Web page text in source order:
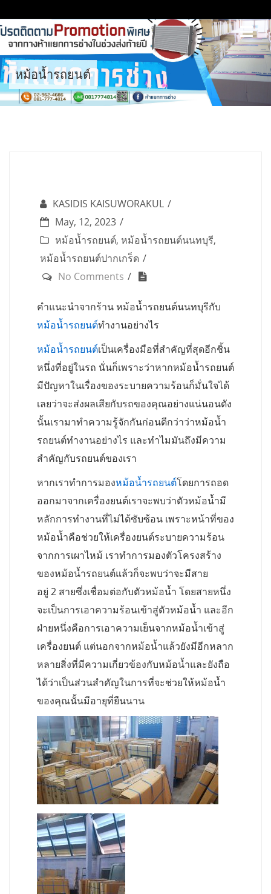
to
content
หม้อน้ำรถยนต์
KASIDIS KAISUWORAKUL
May, 12, 2023
หม้อน้ำรถยนต์, หม้อน้ำรถยนต์นนทบุรี,
หม้อน้ำรถยนต์ปากเกร็ด
No Comments
คำแนะนำจากร้าน หม้อน้ำรถยนต์นนทบุรีกับ
หม้อน้ำรถยนต์ทำงานอย่างไร
หม้อน้ำรถยนต์เป็นเครื่องมือที่สำคัญที่สุดอีกชิ้น
หนึ่งที่อยู่ในรถ นั่นก็เพราะว่าหากหม้อน้ำรถยนต์
มีปัญหาในเรื่องของระบายความร้อนก็มั่นใจได้
เลยว่าจะส่งผลเสียกับรถของคุณอย่างแน่นอนดัง
นั้นเรามาทำความรู้จักกันก่อนดีกว่าว่าหม้อน้ำ
รถยนต์ทำงานอย่างไร และทำไมมันถึงมีความ
สำคัญกับรถยนต์ของเรา
หากเราทำการมองหม้อน้ำรถยนต์โดยการถอด
ออกมาจากเครื่องยนต์เราจะพบว่าตัวหม้อน้ำมี
หลักการทำงานที่ไม่ได้ซับซ้อน เพราะหน้าที่ของ
หม้อน้ำคือช่วยให้เครื่องยนต์ระบายความร้อน
จากการเผาไหม้ เราทำการมองตัวโครงสร้าง
ของหม้อน้ำรถยนต์แล้วก็จะพบว่าจะมีสาย
อยู่ 2 สายซึ่งเชื่อมต่อกับตัวหม้อน้ำ โดยสายหนึ่ง
จะเป็นการเอาความร้อนเข้าสู่ตัวหม้อน้ำ และอีก
ฝ่ายหนึ่งคือการเอาความเย็นจากหม้อน้ำเข้าสู่
เครื่องยนต์ แต่นอกจากหม้อน้ำแล้วยังมีอีกหลาก
หลายสิ่งที่มีความเกี่ยวข้องกับหม้อน้ำและยังถือ
ได้ว่าเป็นส่วนสำคัญในการที่จะช่วยให้หม้อน้ำ
ของคุณนั้นมีอายุที่ยืนนาน